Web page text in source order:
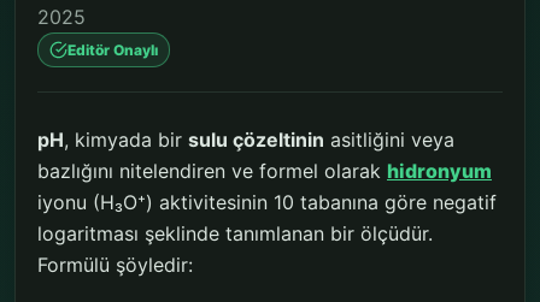
2025
Editör Onaylı
pH, kimyada bir sulu çözeltinin asitliğini veya
bazlığını nitelendiren ve formel olarak hidronyum
iyonu (H₃O⁺) aktivitesinin 10 tabanına göre negatif
logaritması şeklinde tanımlanan bir ölçüdür.
Formülü şöyledir: